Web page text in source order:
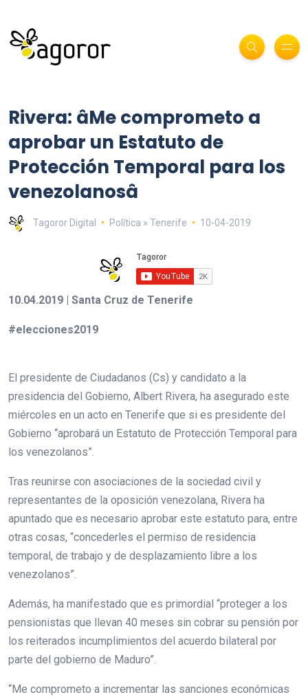
Rivera: âMe comprometo a
aprobar un Estatuto de
Protección Temporal para los
venezolanosâ
Tagoror Digital Política » Tenerife 10-04-2019
10.04.2019 | Santa Cruz de Tenerife
#elecciones2019
El presidente de Ciudadanos (Cs) y candidato a la
presidencia del Gobierno, Albert Rivera, ha asegurado este
miércoles en un acto en Tenerife que si es presidente del
Gobierno “aprobará un Estatuto de Protección Temporal para
los venezolanos”.
Tras reunirse con asociaciones de la sociedad civil y
representantes de la oposición venezolana, Rivera ha
apuntado que es necesario aprobar este estatuto para, entre
otras cosas, “concederles el permiso de residencia
temporal, de trabajo y de desplazamiento libre a los
venezolanos”.
Además, ha manifestado que es primordial “proteger a los
pensionistas que llevan 40 meses sin cobrar su pensión por
los reiterados incumplimientos del acuerdo bilateral por
parte del gobierno de Maduro”.
“Me comprometo a incrementar las sanciones económicas